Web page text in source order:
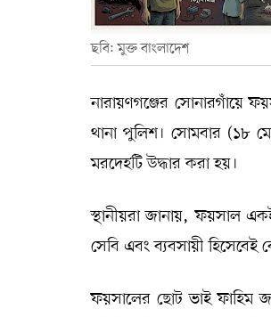
ছবি: মুক্ত বাংলাদেশ
নারায়ণগঞ্জের সোনারগাঁয়ে
থানা পুলিশ। সোমবার (১৮
মরদেহটি উদ্ধার করা হয়।
স্থানীয়রা জানায়, ফয়সাল
সেবি এবং ব্যবসায়ী হিসেবেই
ফয়সালের ছোট ভাই ফাহিম